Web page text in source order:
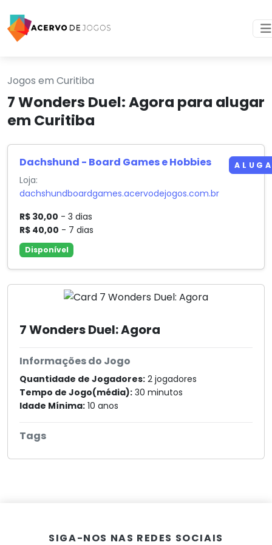
Jogos em Curitiba
7 Wonders Duel: Agora para alugar
em Curitiba
7 Wonders Duel: Agora
Informações do Jogo
Quantidade de Jogadores: 2 jogadores
Tempo de Jogo(média): 30 minutos
Idade Mínima: 10 anos
Tags
Dachshund - Board Games e Hobbies
Loja:
dachshundboardgames.acervodejogos.com.br
R$ 30,00 - 3 dias
R$ 40,00 - 7 dias
Disponível
SIGA-NOS NAS REDES SOCIAIS